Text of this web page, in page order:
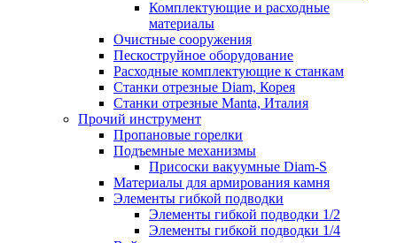
Комплектующие и расходные
материалы
Очистные сооружения
Пескоструйное оборудование
Расходные комплектующие к станкам
Станки отрезные Diam, Корея
Станки отрезные Manta, Италия
Прочий инструмент
Пропановые горелки
Подъeмные механизмы
Присоски вакуумные Diam-S
Материалы для армирования камня
Элементы гибкой подводки
Элементы гибкой подводки 1/2
Элементы гибкой подводки 1/4